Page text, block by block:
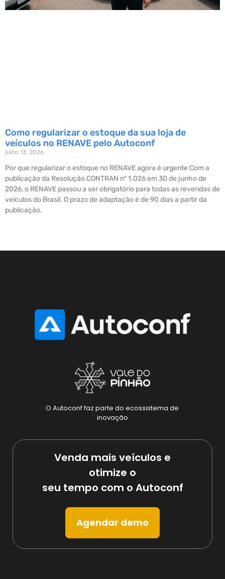
Como regularizar o estoque da sua loja de
veículos no RENAVE pelo Autoconf
julho 13, 2026
Por que regularizar o estoque no RENAVE agora é urgente Com a
publicação da Resolução CONTRAN nº 1.026 em 30 de junho de
2026, o RENAVE passou a ser obrigatório para todas as revendas de
veículos do Brasil. O prazo de adaptação é de 90 dias a partir da
publicação,
O Autoconf faz parte do ecossistema de
inovação
Venda mais veículos e
otimize o
seu tempo com o Autoconf
Agendar demo